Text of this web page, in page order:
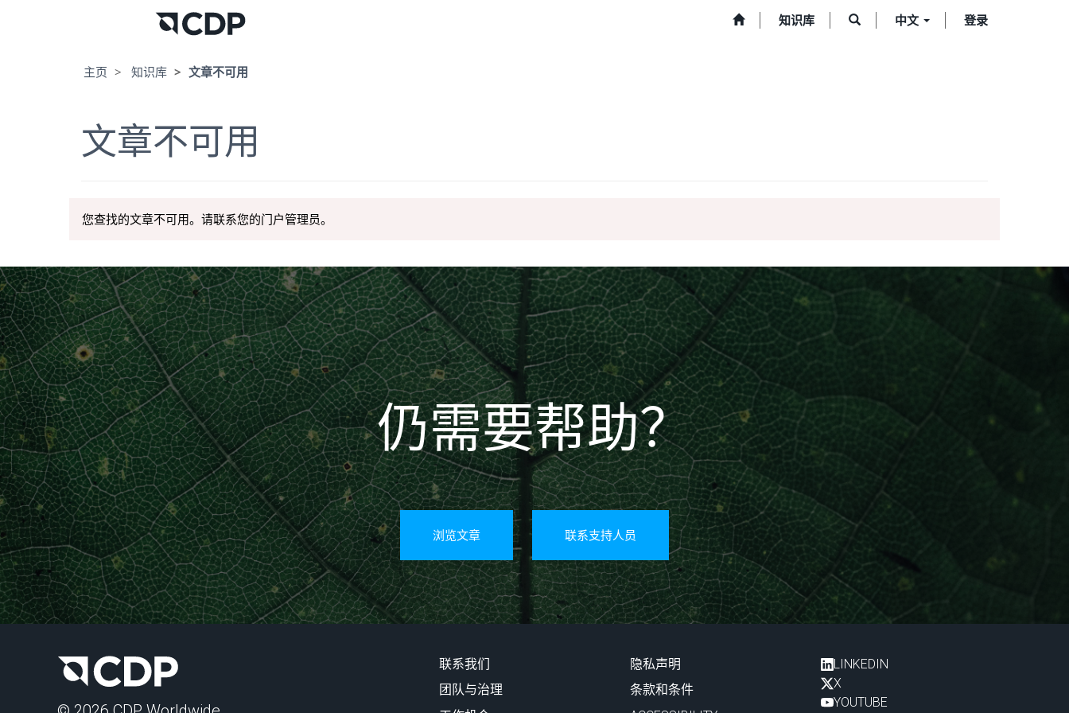
知识库 中文 登录
主页 知识库 文章不可用
文章不可用
您查找的文章不可用。请联系您的门户管理员。
仍需要帮助？
浏览文章 联系支持人员
联系我们
团队与治理
隐私声明
条款和条件
LINKEDIN
X
YOUTUBE